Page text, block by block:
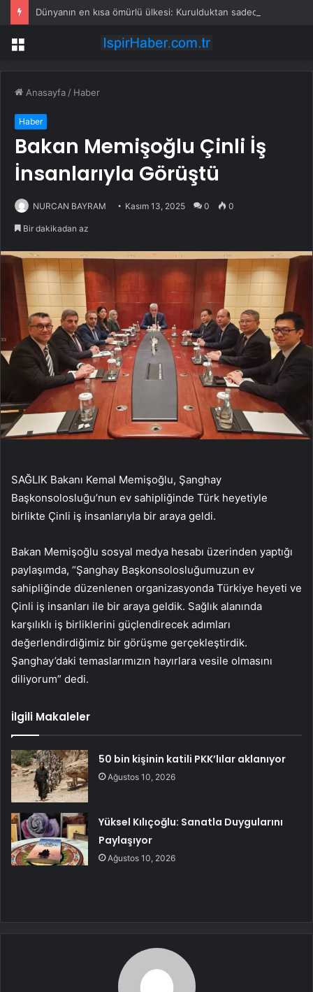
Menü
Anasayfa / Haber
Haber
Bakan Memişoğlu Çinli İş
İnsanlarıyla Görüştü
NURCAN BAYRAM Kasım 13, 2025 0 0
Bir dakikadan az
SAĞLIK Bakanı Kemal Memişoğlu, Şanghay
Başkonsolosluğu’nun ev sahipliğinde Türk heyetiyle
birlikte Çinli iş insanlarıyla bir araya geldi.
Bakan Memişoğlu sosyal medya hesabı üzerinden yaptığı
paylaşımda, “Şanghay Başkonsolosluğumuzun ev
sahipliğinde düzenlenen organizasyonda Türkiye heyeti ve
Çinli iş insanları ile bir araya geldik. Sağlık alanında
karşılıklı iş birliklerini güçlendirecek adımları
değerlendirdiğimiz bir görüşme gerçekleştirdik.
Şanghay’daki temaslarımızın hayırlara vesile olmasını
diliyorum” dedi.
İlgili Makaleler
50 bin kişinin katili PKK’lılar aklanıyor
Ağustos 10, 2026
Yüksel Kılıçoğlu: Sanatla Duygularını
Paylaşıyor
Ağustos 10, 2026